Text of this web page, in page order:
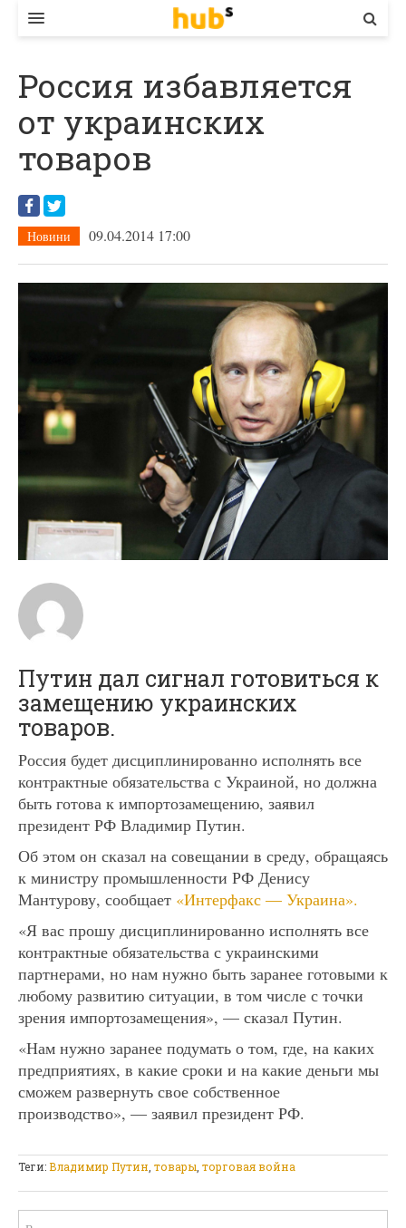
ЕКОНОМІКА
БІЗНЕС
СТАРТЕР
КОНТАКТИ
Россия избавляется
от украинских
товаров
Новини 09.04.2014 17:00
Путин дал сигнал готовиться к
замещению украинских
товаров.
Россия будет дисциплинированно исполнять все
контрактные обязательства с Украиной, но должна
быть готова к импортозамещению, заявил
президент РФ Владимир Путин.
Об этом он сказал на совещании в среду, обращаясь
к министру промышленности РФ Денису
Мантурову, сообщает «Интерфакс — Украина».
«Я вас прошу дисциплинированно исполнять все
контрактные обязательства с украинскими
партнерами, но нам нужно быть заранее готовыми к
любому развитию ситуации, в том числе с точки
зрения импортозамещения», — сказал Путин.
«Нам нужно заранее подумать о том, где, на каких
предприятиях, в какие сроки и на какие деньги мы
сможем развернуть свое собственное
производство», — заявил президент РФ.
Теги:Владимир Путин товары торговая война